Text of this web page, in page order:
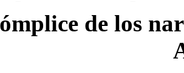
de los